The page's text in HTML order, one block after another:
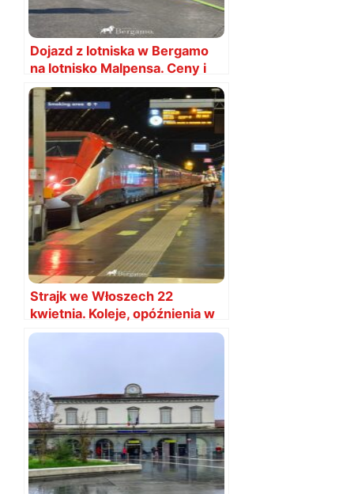
Dojazd z lotniska w Bergamo
na lotnisko Malpensa. Ceny i
rozkłady
Strajk we Włoszech 22
kwietnia. Koleje, opóźnienia w
Mediolanie, Wenecji i Bergamo